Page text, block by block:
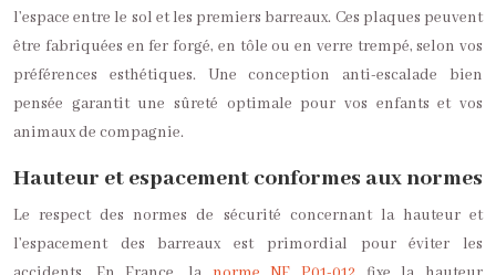
l’espace entre le sol et les premiers barreaux. Ces plaques peuvent
être fabriquées en fer forgé, en tôle ou en verre trempé, selon vos
préférences esthétiques. Une conception anti-escalade bien
pensée garantit une sûreté optimale pour vos enfants et vos
animaux de compagnie.
Hauteur et espacement conformes aux normes
Le respect des normes de sécurité concernant la hauteur et
l’espacement des barreaux est primordial pour éviter les